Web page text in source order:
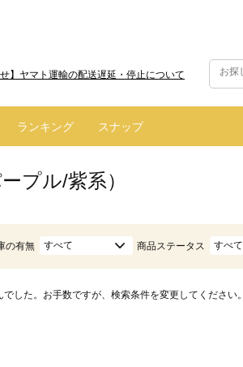
～サイトメンテナンス実施のお知らせ
】ヤマト運輸の配送遅延・停止について
ランキング スナップ
プル/紫系）
の有無 すべて 商品ステータス すべて
した。お手数ですが、検索条件を変更してください。